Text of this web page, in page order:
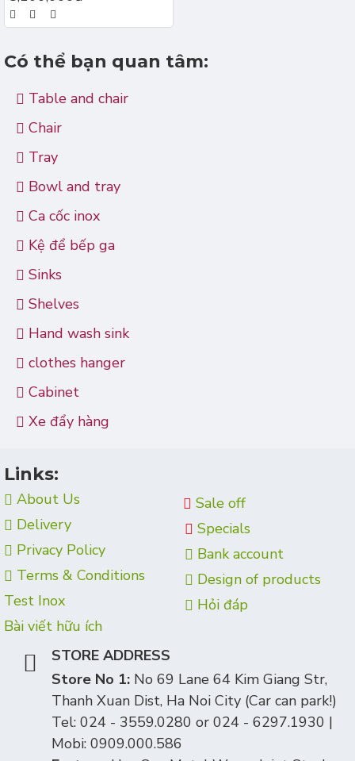
Có thể bạn quan tâm:
Table and chair
Chair
Tray
Bowl and tray
Ca cốc inox
Kệ để bếp ga
Sinks
Shelves
Hand wash sink
clothes hanger
Cabinet
Xe đẩy hàng
Links:
About Us
Delivery
Privacy Policy
Terms & Conditions
Test Inox
Bài viết hữu ích
Sale off
Specials
Bank account
Design of products
Hỏi đáp
STORE ADDRESS
Store No 1: No 69 Lane 64 Kim Giang Str,
Thanh Xuan Dist, Ha Noi City (Car can park!)
Tel: 024 - 3559.0280 or 024 - 6297.1930 |
Mobi: 0909.000.586